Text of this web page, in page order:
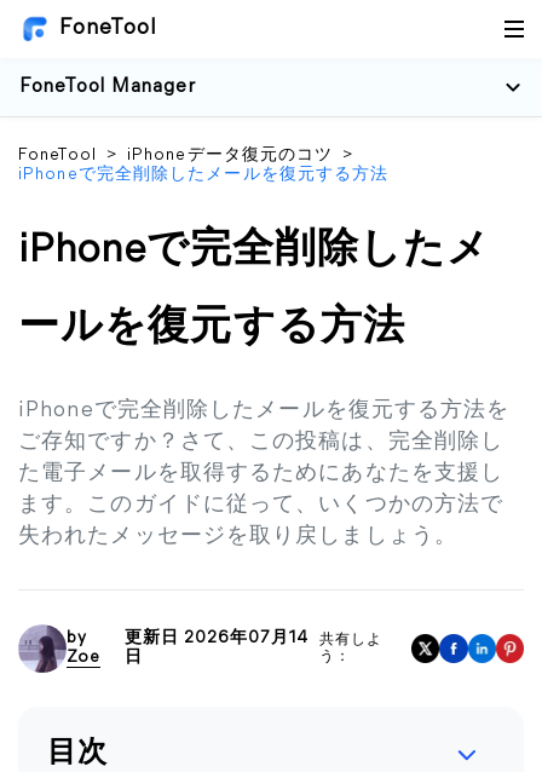
FoneTool
FoneTool Manager
FoneTool > iPhoneデータ復元のコツ
>
iPhoneで完全削除したメールを復元する方法
iPhoneで完全削除したメ
ールを復元する方法
iPhoneで完全削除したメールを復元する方法を
ご存知ですか？さて、この投稿は、完全削除し
た電子メールを取得するためにあなたを支援し
ます。このガイドに従って、いくつかの方法で
失われたメッセージを取り戻しましょう。
by
Zoe
更新日 2026年07月14
日
共有しよ
う：
目次